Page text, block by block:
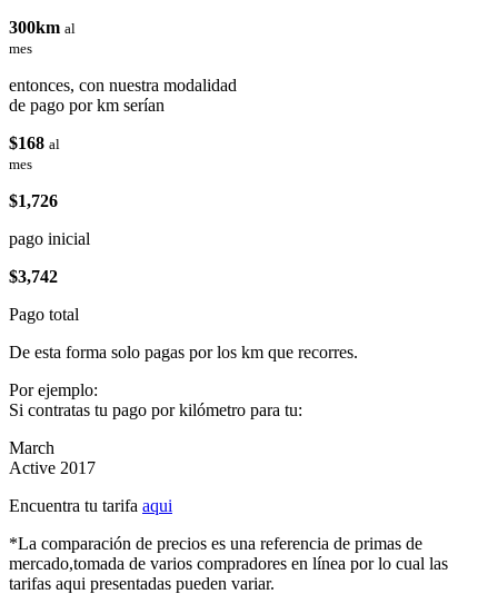
300km al
mes
entonces, con nuestra modalidad
de pago por km serían
$168 al
mes
$1,726
pago inicial
$3,742
Pago total
De esta forma solo pagas por los km que recorres.
Por ejemplo:
Si contratas tu pago por kilómetro para tu:
March
Active 2017
Encuentra tu tarifa aqui
*La comparación de precios es una referencia de primas de
mercado,tomada de varios compradores en línea por lo cual las
tarifas aqui presentadas pueden variar.